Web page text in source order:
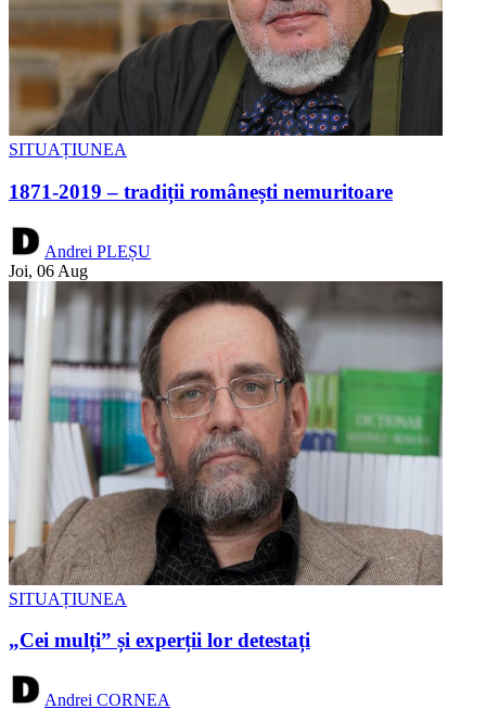
SITUAȚIUNEA
1871-2019 – tradiții românești nemuritoare
Andrei PLEȘU
Joi, 06 Aug
SITUAȚIUNEA
„Cei mulți” și experții lor detestați
Andrei CORNEA